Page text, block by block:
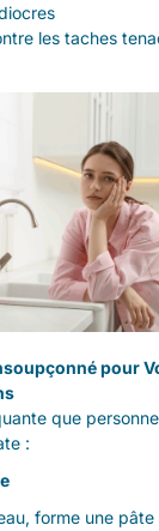
les taches
pour
que
:
forme une